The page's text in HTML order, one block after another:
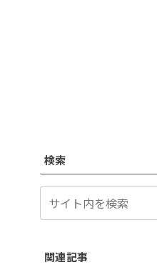
検索
関連記事